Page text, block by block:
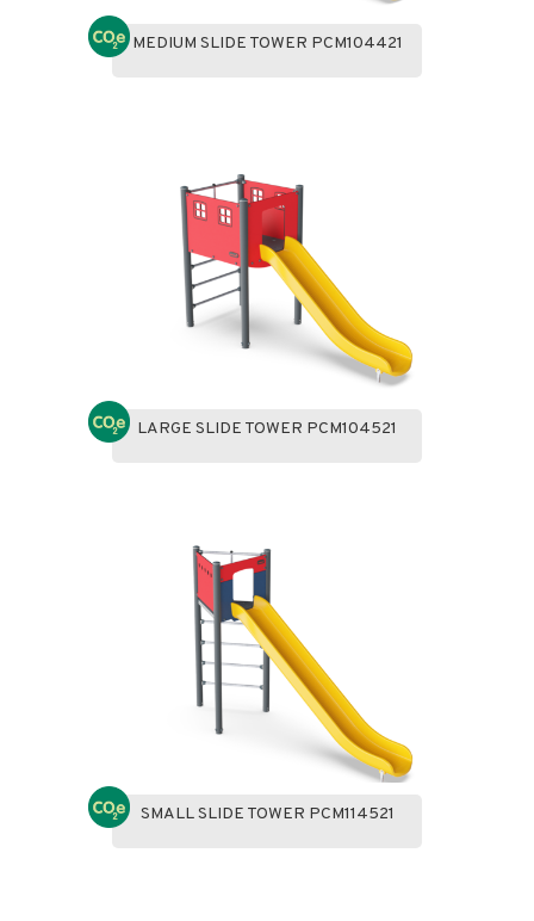
MEDIUM SLIDE TOWER PCM104421
LARGE SLIDE TOWER PCM104521
SMALL SLIDE TOWER PCM114521